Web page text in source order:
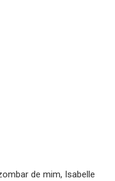
de mim, Isabelle